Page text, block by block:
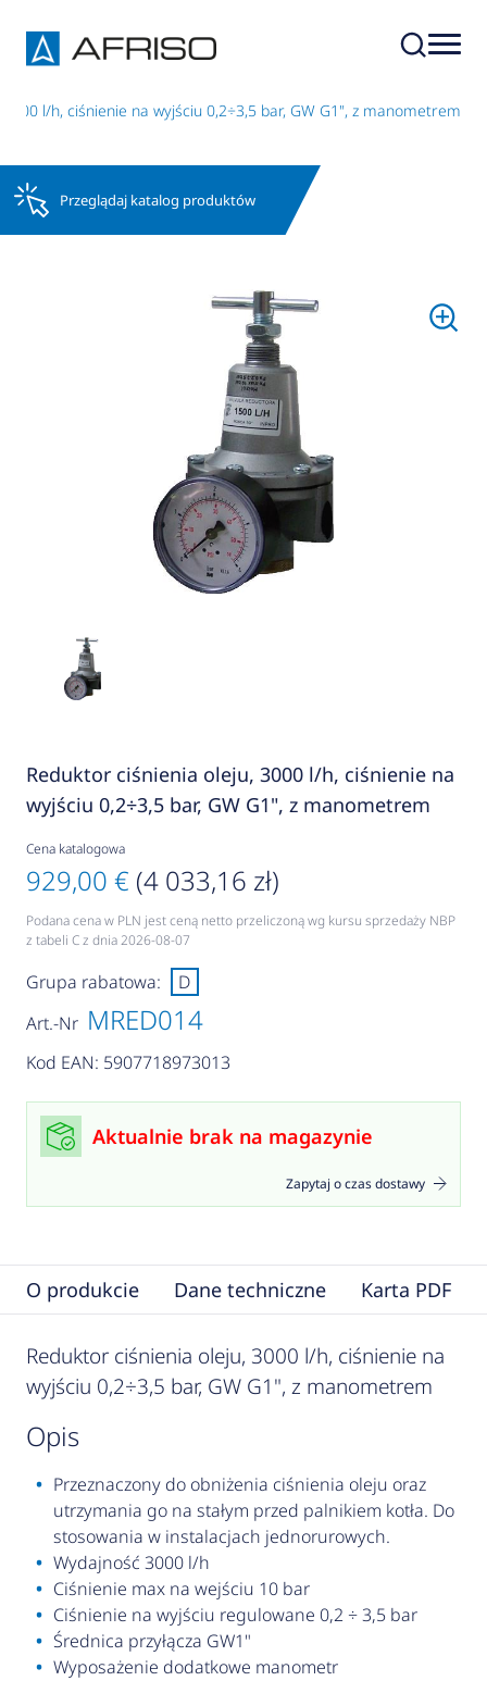
l/h, ciśnienie na wyjściu 0,2÷3,5 bar, GW G1", z manometrem
Przeglądaj katalog produktów
Reduktor ciśnienia oleju, 3000 l/h, ciśnienie na
wyjściu 0,2÷3,5 bar, GW G1", z manometrem
Cena katalogowa
929,00 € (4 033,16 zł)
Podana cena w PLN jest ceną netto przeliczoną wg kursu sprzedaży NBP
z tabeli C z dnia 2026-08-07
Art.-Nr MRED014
Kod EAN: 5907718973013
Grupa rabatowa: D
Aktualnie brak na magazynie
Zapytaj o czas dostawy
O produkcie Dane techniczne Karta PDF
Reduktor ciśnienia oleju, 3000 l/h, ciśnienie na
wyjściu 0,2÷3,5 bar, GW G1", z manometrem
opis
Przeznaczony do obniżenia ciśnienia oleju oraz
utrzymania go na stałym przed palnikiem kotła. Do
stosowania w instalacjach jednorurowych.
Wydajność 3000 l/h
Ciśnienie max na wejściu 10 bar
Ciśnienie na wyjściu regulowane 0,2 ÷ 3,5 bar
Średnica przyłącza GW1"
Wyposażenie dodatkowe manometr